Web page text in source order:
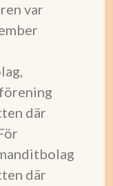
var
där
där